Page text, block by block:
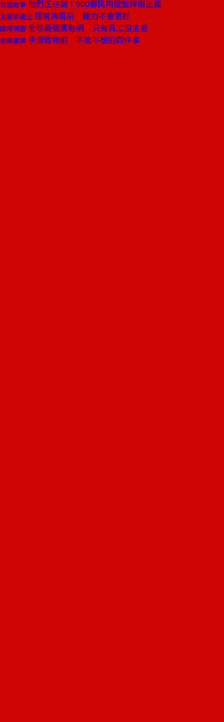
封面故事 他們正在做！900鄉民用鍵盤捍衛正義
名醫談養生 經常掏耳朵 聽力不會更好
國際視窗 全球最強賣鞋網 只有員工沒主管
商周書摘 手滑敗物前 不能不想的四件事